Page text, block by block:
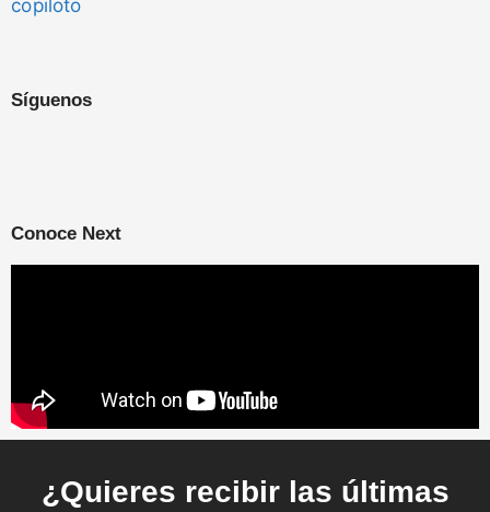
Síguenos
Conoce Next
¿Quieres recibir las últimas